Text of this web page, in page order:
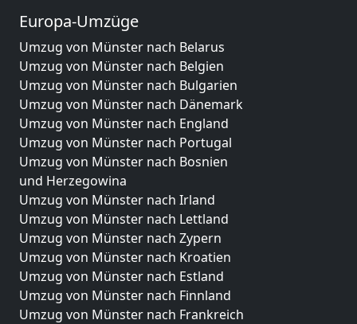
Europa-Umzüge
Umzug von Münster nach Belarus
Umzug von Münster nach Belgien
Umzug von Münster nach Bulgarien
Umzug von Münster nach Dänemark
Umzug von Münster nach England
Umzug von Münster nach Portugal
Umzug von Münster nach Bosnien
und Herzegowina
Umzug von Münster nach Irland
Umzug von Münster nach Lettland
Umzug von Münster nach Zypern
Umzug von Münster nach Kroatien
Umzug von Münster nach Estland
Umzug von Münster nach Finnland
Umzug von Münster nach Frankreich